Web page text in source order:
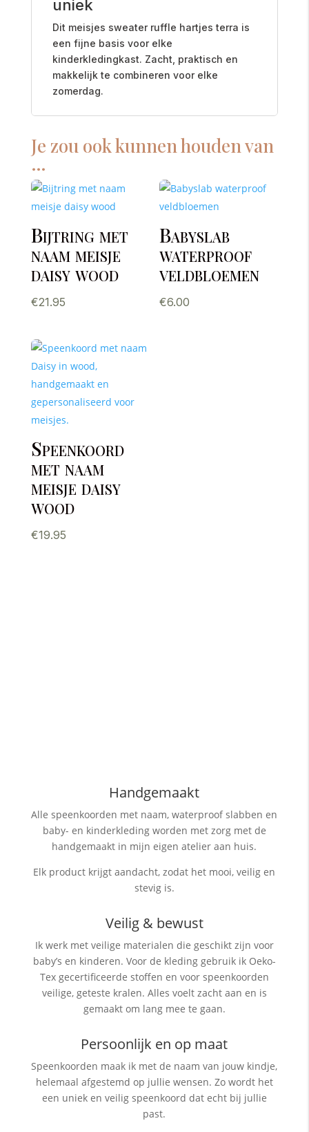
uniek
Dit meisjes sweater ruffle hartjes terra is
een fijne basis voor elke
kinderkledingkast. Zacht, praktisch en
makkelijk te combineren voor elke
zomerdag.
Je zou ook kunnen houden van
…
Bijtring met
naam meisje
daisy wood
€21.95
Babyslab
waterproof
veldbloemen
€6.00
Speenkoord
met naam
meisje daisy
wood
€19.95
Handgemaakt
Alle speenkoorden met naam, waterproof slabbenen
baby- en kinderkleding worden met zorg met de
handgemaakt in mijn eigen atelier aan huis.
Elk product krijgt aandacht, zodat het mooi, veilig en
stevig is.
Veilig & bewust
Ik werk met veilige materialen die geschikt zijn voor
baby’s en kinderen. Voor de kleding gebruik ik Oeko-
Tex gecertificeerde stoffen en voor speenkoorden
veilige, geteste kralen. Alles voelt zacht aan en is
gemaakt om lang mee te gaan.
Persoonlijk en op maat
Speenkoorden maak ik met de naam van jouw kindje,
helemaal afgestemd op jullie wensen. Zo wordt het
een uniek en veilig speenkoord dat echt bij jullie
past.